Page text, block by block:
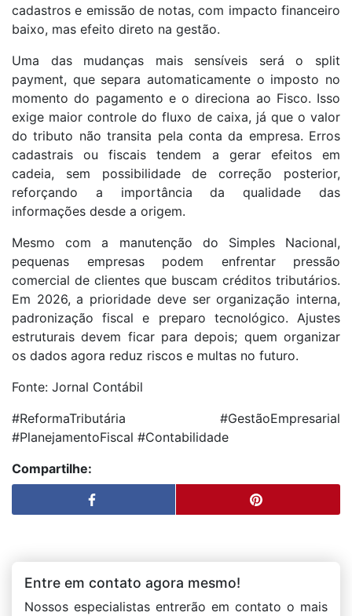
cadastros e emissão de notas, com impacto financeiro
baixo, mas efeito direto na gestão.
Uma das mudanças mais sensíveis será o split
payment, que separa automaticamente o imposto no
momento do pagamento e o direciona ao Fisco. Isso
exige maior controle do fluxo de caixa, já que o valor
do tributo não transita pela conta da empresa. Erros
cadastrais ou fiscais tendem a gerar efeitos em
cadeia, sem possibilidade de correção posterior,
reforçando a importância da qualidade das
informações desde a origem.
Mesmo com a manutenção do Simples Nacional,
pequenas empresas podem enfrentar pressão
comercial de clientes que buscam créditos tributários.
Em 2026, a prioridade deve ser organização interna,
padronização fiscal e preparo tecnológico. Ajustes
estruturais devem ficar para depois; quem organizar
os dados agora reduz riscos e multas no futuro.
Fonte: Jornal Contábil
#ReformaTributária #GestãoEmpresarial
#PlanejamentoFiscal #Contabilidade
Compartilhe:
Entre em contato agora mesmo!
Nossos especialistas entrerão em contato o mais